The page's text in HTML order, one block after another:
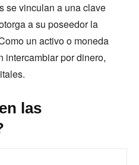
se vinculan a una clave
a su poseedor la
un activo o moneda
intercambiar por dinero,
las